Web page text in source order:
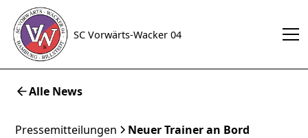
SC Vorwärts-Wacker 04
Alle News
Pressemitteilungen Neuer Trainer an Bord